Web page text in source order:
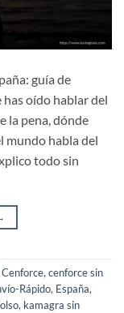
guía de
has oído hablar del
la pena, dónde
mundo habla del
todo sin
Cenforce,cenforce sin
Rápido, España,
, kamagra sin